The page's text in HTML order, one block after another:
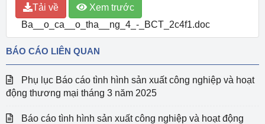
Tải về
Xem trước
Ba__o_ca__o_tha__ng_4_-_BCT_2c4f1.doc
BÁO CÁO LIÊN QUAN
Phụ lục Báo cáo tình hình sản xuất công nghiệp và hoạt
động thương mại tháng 3 năm 2025
Báo cáo tình hình sản xuất công nghiệp và hoạt động